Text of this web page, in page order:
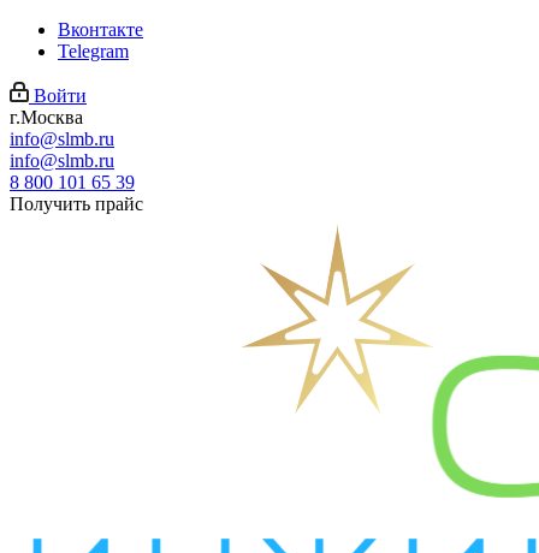
Вконтакте
Telegram
Войти
г.Москва
info@slmb.ru
info@slmb.ru
8 800 101 65 39
Получить прайс